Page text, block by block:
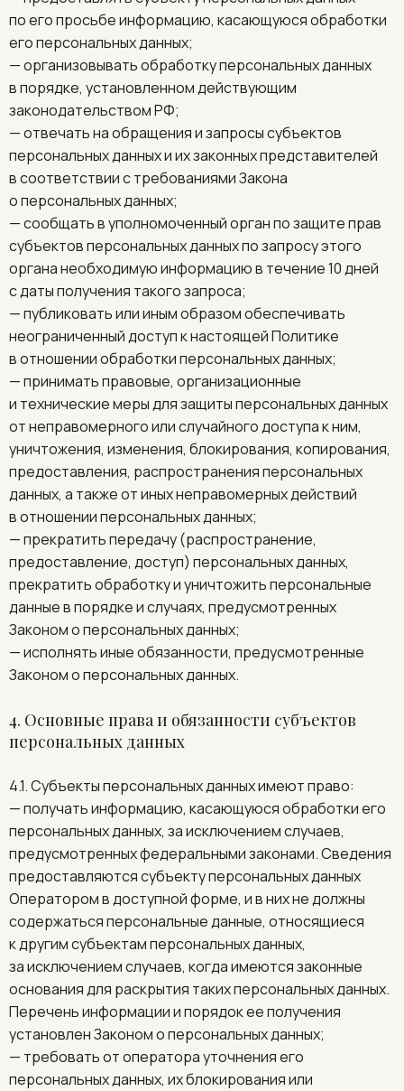
по его просьбе информацию, касающуюся обработки
его персональных данных;
— организовывать обработку персональных данных
в порядке, установленном действующим
законодательством РФ;
— отвечать на обращения и запросы субъектов
персональных данных и их законных представителей
в соответствии с требованиями Закона
о персональных данных;
— сообщать в уполномоченный орган по защите прав
субъектов персональных данных по запросу этого
органа необходимую информацию в течение 10 дней
с даты получения такого запроса;
— публиковать или иным образом обеспечивать
неограниченный доступ к настоящей Политике
в отношении обработки персональных данных;
— принимать правовые, организационные
и технические меры для защиты персональных данных
от неправомерного или случайного доступа к ним,
уничтожения, изменения, блокирования, копирования,
предоставления, распространения персональных
данных, а также от иных неправомерных действий
в отношении персональных данных;
— прекратить передачу (распространение,
предоставление, доступ) персональных данных,
прекратить обработку и уничтожить персональные
данные в порядке и случаях, предусмотренных
Законом о персональных данных;
— исполнять иные обязанности, предусмотренные
Законом о персональных данных.
4. Основные права и обязанности субъектов
персональных данных
4.1. Субъекты персональных данных имеют право:
— получать информацию, касающуюся обработки его
персональных данных, за исключением случаев,
предусмотренных федеральными законами. Сведения
предоставляются субъекту персональных данных
Оператором в доступной форме, и в них не должны
содержаться персональные данные, относящиеся
к другим субъектам персональных данных,
за исключением случаев, когда имеются законные
основания для раскрытия таких персональных данных.
Перечень информации и порядок ее получения
установлен Законом о персональных данных;
— требовать от оператора уточнения его
персональных данных, их блокирования или